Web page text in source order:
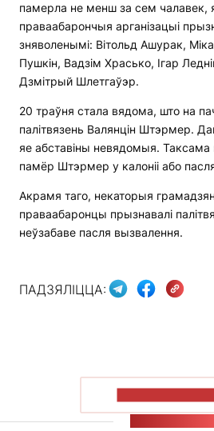
памерла не менш за сем чалавек,
праваабарончыя арганізацыі
зняволенымі: Вітольд Ашурак,
Пушкін, Вадзім Храсько, Ігар
Дзмітрый Шлетгаўэр.
20 траўня стала вядома, што на
палітвязень Валянцін Штэрмер.
яе абставіны невядомыя. Таксама
памёр Штэрмер у калоніі або пасля
Акрамя таго, некаторыя
праваабаронцы прызнавалі
неўзабаве пасля вызвалення.
ПАДЗЯЛІЦЦА: